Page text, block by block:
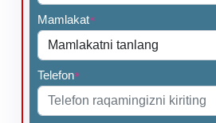
Mamlakat*
Telefon*